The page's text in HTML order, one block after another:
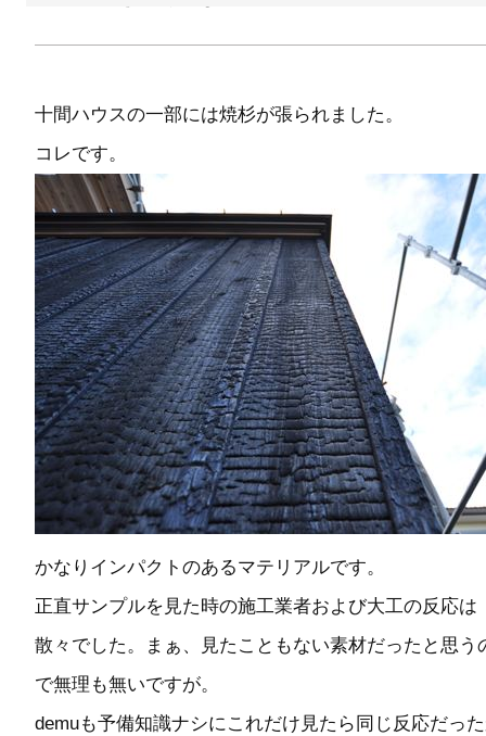
十間ハウスの一部には焼杉が張られました。
コレです。
かなりインパクトのあるマテリアルです。
正直サンプルを見た時の施工業者および大工の反応は
散々でした。まぁ、見たこともない素材だったと思う
で無理も無いですが。
demuも予備知識ナシにこれだけ見たら同じ反応だっ